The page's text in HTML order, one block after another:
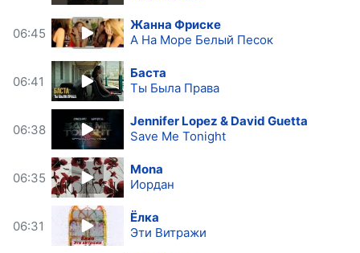
06:45
Жанна Фриске
А На Море Белый Песок
06:41
Баста
Ты Была Права
06:38
Jennifer Lopez & David Guetta
Save Me Tonight
06:35
Mona
Иордан
06:31
Ёлка
Эти Витражи